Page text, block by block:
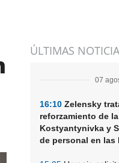
Suscripción
ÚLTIMAS
07
16:10 Zelensky
reforzamiento de
Kostyantynivka y
de personal en las